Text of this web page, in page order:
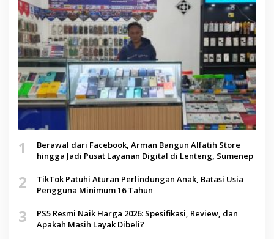
1
Berawal dari Facebook, Arman Bangun Alfatih Store
hingga Jadi Pusat Layanan Digital di Lenteng, Sumenep
2
TikTok Patuhi Aturan Perlindungan Anak, Batasi Usia
Pengguna Minimum 16 Tahun
3
PS5 Resmi Naik Harga 2026: Spesifikasi, Review, dan
Apakah Masih Layak Dibeli?